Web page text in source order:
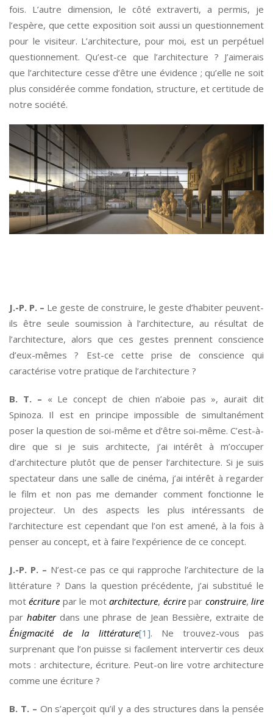
fois. L’autre dimension, le côté extraverti, a permis, je
l’espère, que cette exposition soit aussi un questionnement
pour le visiteur. L’architecture, pour moi, est un perpétuel
questionnement. Qu’est-ce que l’architecture ? J’aimerais
que l’architecture cesse d’être une évidence ; qu’elle ne soit
plus considérée comme fondation, structure, et certitude de
notre société.
J.-P. P. – Le geste de construire, le geste d’habiter peuvent-
ils être seule soumission à l’architecture, au résultat de
l’architecture, alors que ces gestes prennent conscience
d’eux-mêmes ? Est-ce cette prise de conscience qui
caractérise votre pratique de l’architecture ?
B. T. – « Le concept de chien n’aboie pas », aurait dit
Spinoza. Il est en principe impossible de simultanément
poser la question de soi-même et d’être soi-même. C’est-à-
dire que si je suis architecte, j’ai intérêt à m’occuper
d’architecture plutôt que de penser l’architecture. Si je suis
spectateur dans une salle de cinéma, j’ai intérêt à regarder
le film et non pas me demander comment fonctionne le
projecteur. Un des aspects les plus intéressants de
l’architecture est cependant que l’on est amené, à la fois à
penser au concept, et à faire l’expérience de ce concept.
J.-P. P. – N’est-ce pas ce qui rapproche l’architecture de la
littérature ? Dans la question précédente, j’ai substitué le
motécriture par le motarchitecture, écrirepar construire,lire
parhabiterdans une phrase de Jean Bessière, extraite de
Énigmacité de la littérature[1]. Ne trouvez-vous pas
surprenant que l’on puisse si facilement intervertir ces deux
mots : architecture, écriture. Peut-on lire votre architecture
comme une écriture ?
B. T. – On s’aperçoit qu’il y a des structures dans la pensée